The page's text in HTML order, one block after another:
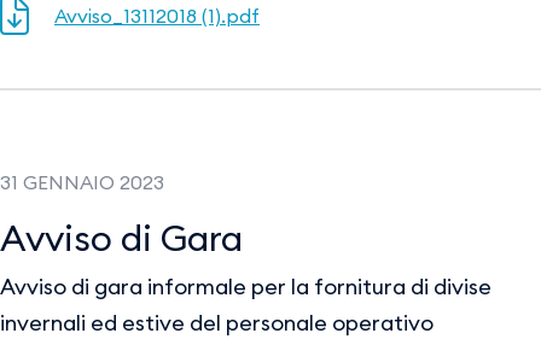
Avviso_13112018 (1).pdf
31 GENNAIO 2023
Avviso di Gara
Avviso di gara informale per la fornitura di divise
invernali ed estive del personale operativo